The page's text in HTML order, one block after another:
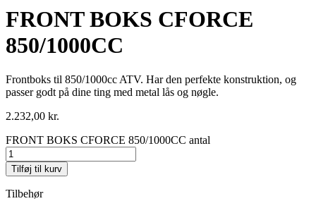
FRONT BOKS CFORCE
850/1000CC
Frontboks til 850/1000cc ATV. Har den perfekte konstruktion, og
passer godt på dine ting med metal lås og nøgle.
2.232,00 kr.
FRONT BOKS CFORCE 850/1000CC antal
Tilføj til kurv
Tilbehør